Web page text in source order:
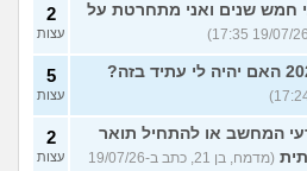
חמש שנים ואני מתחרטת על
2
עצות
5
עצות
המחשב או להתחיל תואר
(מדמח, בן 21, כתב ב-19/07/26
2
עצות